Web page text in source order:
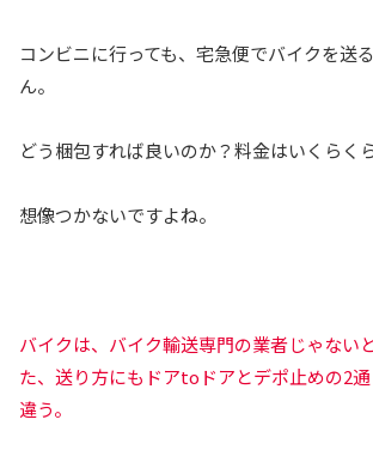
コンビニに行っても、宅急便でバイクを送
ん。
どう梱包すれば良いのか？料金はいくらく
想像つかないですよね。
バイクは、バイク輸送専門の業者じゃない
た、送り方にもドアtoドアとデポ止めの2
違う。